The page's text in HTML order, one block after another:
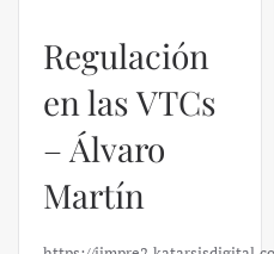
Regulación
en las VTCs
– Álvaro
Martín